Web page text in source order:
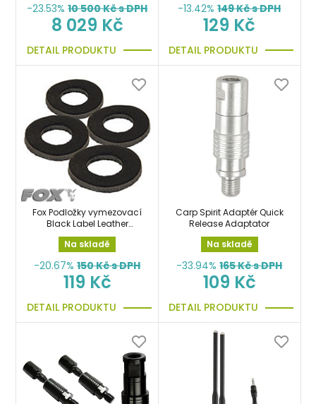
-23.53% 10 500Kč s DPH
8 029 Kč
DETAIL PRODUKTU
-13.42% 149Kč s DPH
129 Kč
DETAIL PRODUKTU
Fox Podložky vymezovací
Black Label Leather
Washers x4ks pod
hlásiče
Na skladě
-20.67% 150Kč s DPH
119 Kč
DETAIL PRODUKTU
Carp Spirit Adaptér Quick
Release Adaptator
Na skladě
-33.94% 165Kč s DPH
109 Kč
DETAIL PRODUKTU